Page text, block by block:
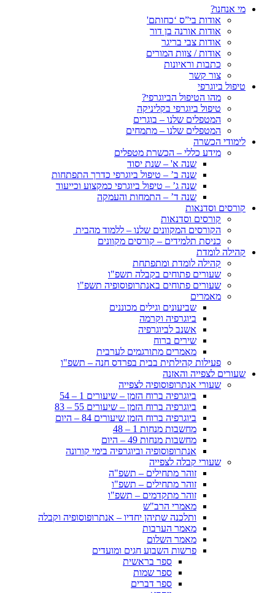
מי אנחנו?
אודות בי”ס ‘כחותם'
אודות אורנה בן דור
אודות צבי בריגר
אודות / צוות המורים
כתבות וראיונות
צור קשר
טיפול ביוגרפי
מהו הטיפול הביוגרפי?
טיפול ביוגרפי בקליניקה
המטפלים שלנו – בוגרים
המטפלים שלנו – מתמחים
לימודי הכשרה
מידע כללי – הכשרת מטפלים
שנה א' – שנת יסוד
שנה ב’ – טיפול ביוגרפי כדרך התפתחות
שנה ג’ – טיפול ביוגרפי כמקצוע וכייעוד
שנה ד’ – התמחות והעמקה
קורסים וסדנאות
קורסים וסדנאות
הקורסים המקוונים שלנו – ללמוד מהבית
כניסת תלמידים – קורסים מקוונים
קהילה לומדת
קהילה לומדת ומתפתחת
שעורים פתוחים בקבלה תשפ"ו
שעורים פתוחים באנתרופוסופיה תשפ"ו
מאמרים
שביעונים וגילים מכוננים
ביוגרפיה וקרמה
אשנב לביוגרפיה
שירים ברוח
מאמרים מתורגמים לערבית
פעילות קהילתית בבית בפרדס חנה – תשפ"ו
שעורים לצפייה והאזנה
שעורי אנתרופוסופיה לצפייה
ביוגרפיה ברוח הזמן – שיעורים 1 – 54
ביוגרפיה ברוח הזמן – שיעורים 55 – 83
ביוגרפיה ברוח הזמן שיעורים 84 – היום
מחשבות מנחות 1 – 48
מחשבות מנחות 49 – היום
אנתרופוסופיה וביוגרפיה בימי קורונה
שעורי קבלה לצפייה
זוהר מתחילים – תשפ"ה
זוהר מתחילים – תשפ"ו
זוהר מתקדמים – תשפ"ו
מאמרי הרב"ש
ותלכנה שתיהן יחדיו – אנתרופוסופיה וקבלה
מאמר הערבות
מאמר השלום
פרשות השבוע חגים ומועדים
ספר בראשית
ספר שמות
ספר דברים